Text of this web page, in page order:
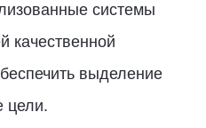
системы
качественной
выделение
цели.